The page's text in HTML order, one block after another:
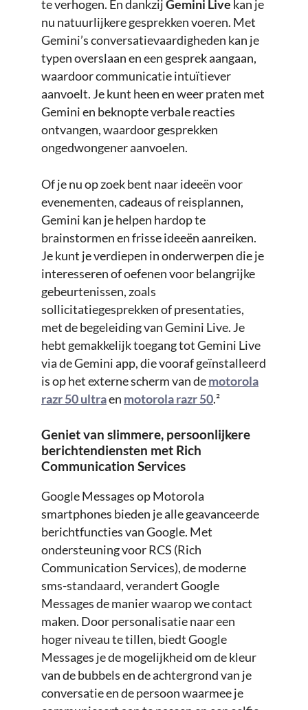
te verhogen. En dankzijGemini Live kan je
nu natuurlijkere gesprekken voeren. Met
Gemini’s conversatievaardigheden kan je
typen overslaan en een gesprek aangaan,
waardoor communicatie intuïtiever
aanvoelt. Je kunt heen en weer praten met
Gemini en beknopte verbale reacties
ontvangen, waardoor gesprekken
ongedwongener aanvoelen.
Of je nu op zoek bent naar ideeën voor
evenementen, cadeaus of reisplannen,
Gemini kan je helpen hardop te
brainstormen en frisse ideeën aanreiken.
Je kunt je verdiepen in onderwerpen die je
interesseren of oefenen voor belangrijke
gebeurtenissen, zoals
sollicitatiegesprekken of presentaties,
met de begeleiding van Gemini Live. Je
hebt gemakkelijk toegang tot Gemini Live
via de Gemini app, die vooraf geïnstalleerd
is op het externe scherm van demotorola
razr 50 ultraen motorola razr 50.²
Geniet van slimmere, persoonlijkere
berichtendiensten met Rich
Communication Services
Google Messages op Motorola
smartphones bieden je alle geavanceerde
berichtfuncties van Google. Met
ondersteuning voor RCS (Rich
Communication Services), de moderne
sms-standaard, verandert Google
Messages de manier waarop we contact
maken. Door personalisatie naar een
hoger niveau te tillen, biedt Google
Messages je de mogelijkheid om de kleur
van de bubbels en de achtergrond van je
conversatie en de persoon waarmee je